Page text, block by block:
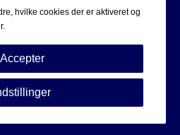
hvilke cookies der er aktiveret og
Accepter
Disse cookies er essentielle for at
såsom navigation,